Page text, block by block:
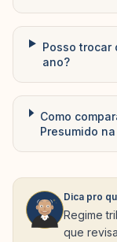
Posso trocar
ano?
Como
Presumido
Dica pro
Regime
que